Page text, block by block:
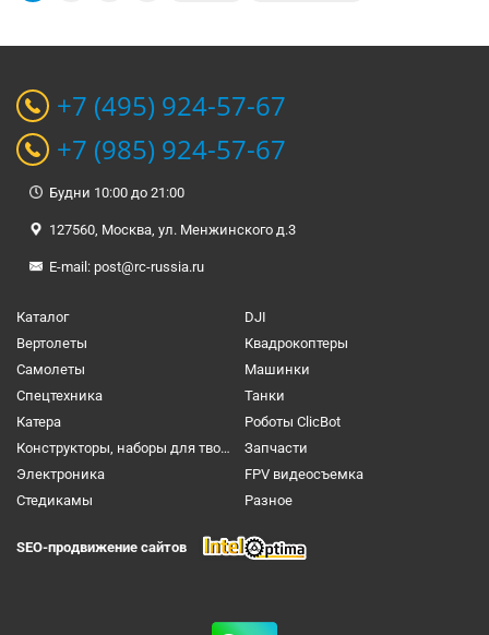
+7 (495) 924-57-67
+7 (985) 924-57-67
Будни 10:00 до 21:00
127560, Москва, ул. Менжинского д.3
E-mail: post@rc-russia.ru
Каталог
DJI
Вертолеты
Квадрокоптеры
Самолеты
Машинки
Спецтехника
Танки
Катера
Роботы ClicBot
Конструкторы, наборы для творчества и настольные игры
Запчасти
Электроника
FPV видеосъемка
Cтедикамы
Разное
SEO-продвижение сайтов